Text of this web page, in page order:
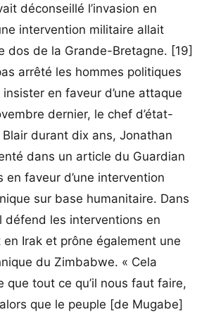
déconseillé l’invasion en
intervention militaire allait
dos de la Grande-Bretagne. [19]
arrêté les hommes politiques
en faveur d’une attaque
dernier, le chef d’état-
durant dix ans, Jonathan
dans un article du Guardian
en faveur d’une intervention
sur base humanitaire. Dans
défend les interventions en
en Irak et prône également une
du Zimbabwe. « Cela
que tout ce qu’il nous faut faire,
que le peuple [de Mugabe]